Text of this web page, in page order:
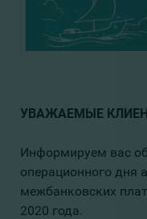
УВАЖАЕМЫЕ
Информируем вас
операционного дня
межбанковских
2020 года.